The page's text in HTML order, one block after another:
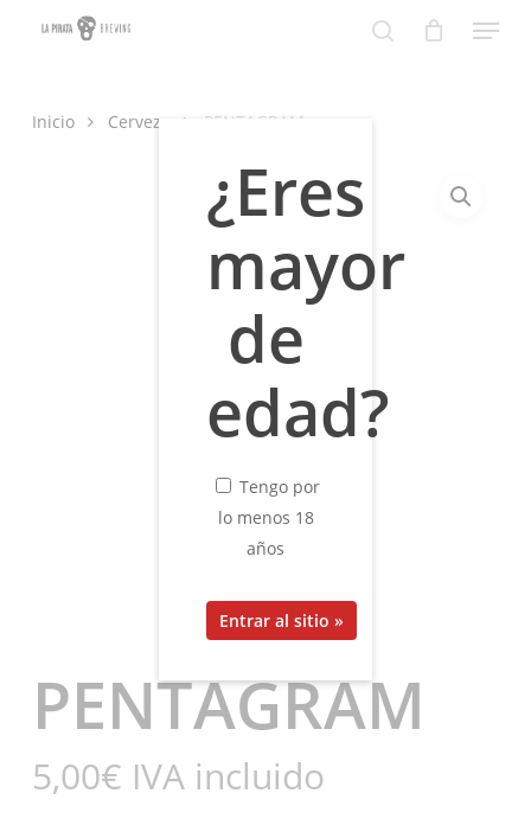
Menu
Inicio Cerveza PENTAGRAM
PENTAGRAM
5,00€ IVA incluido
¿Eres
mayor
de
edad?
Tengo por
lo menos 18
años